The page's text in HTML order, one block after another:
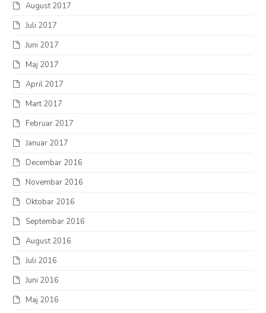
August 2017
Juli 2017
Juni 2017
Maj 2017
April 2017
Mart 2017
Februar 2017
Januar 2017
Decembar 2016
Novembar 2016
Oktobar 2016
Septembar 2016
August 2016
Juli 2016
Juni 2016
Maj 2016